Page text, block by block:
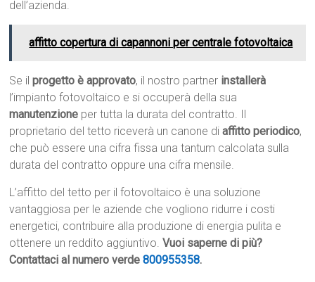
dell’azienda.
affitto copertura di capannoni per centrale fotovoltaica
Se ilprogetto è approvato, il nostro partner installerà
l’impianto fotovoltaico e si occuperà della sua
manutenzione per tutta la durata del contratto. Il
proprietario del tetto riceverà un canone diaffitto periodico,
che può essere una cifra fissa una tantum calcolata sulla
durata del contratto oppure una cifra mensile.
L’affitto del tetto per il fotovoltaico è una soluzione
vantaggiosa per le aziende che vogliono ridurre i costi
energetici, contribuire alla produzione di energia pulita e
ottenere un reddito aggiuntivo.Vuoi saperne di più?
Contattaci al numero verde800955358.